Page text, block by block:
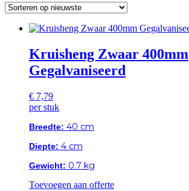
Kruisheng Zwaar 400mm
Gegalvaniseerd
€ 7,79
per stuk
Breedte: 40 cm
Diepte: 4 cm
Gewicht: 0.7 kg
Toevoegen aan offerte